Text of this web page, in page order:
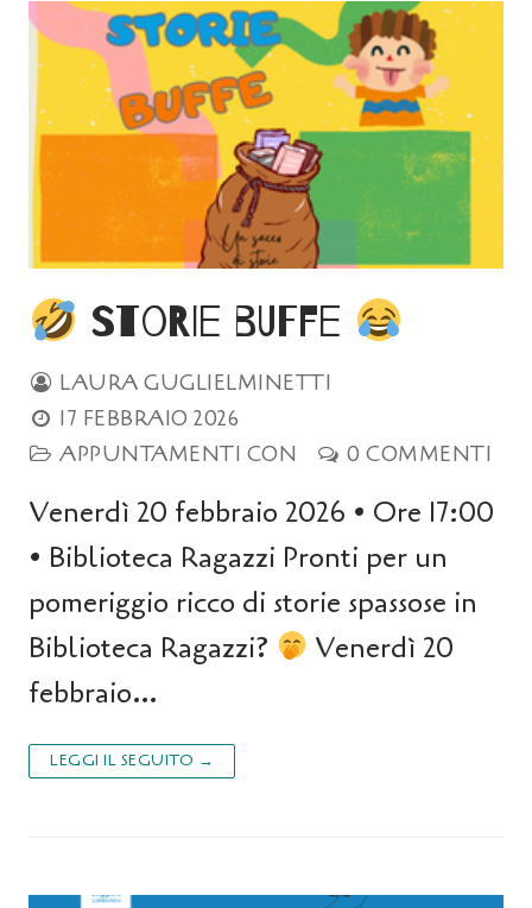
Storie buffe
LAURA GUGLIELMINETTI
17 FEBBRAIO 2026
APPUNTAMENTI CON
0 COMMENTI
Venerdì 20 febbraio 2026 • Ore 17:00
• Biblioteca Ragazzi Pronti per un
pomeriggio ricco di storie spassose in
Biblioteca Ragazzi?
Venerdì 20
febbraio…
LEGGI IL SEGUITO →